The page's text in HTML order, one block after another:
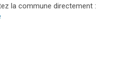
la commune directement :